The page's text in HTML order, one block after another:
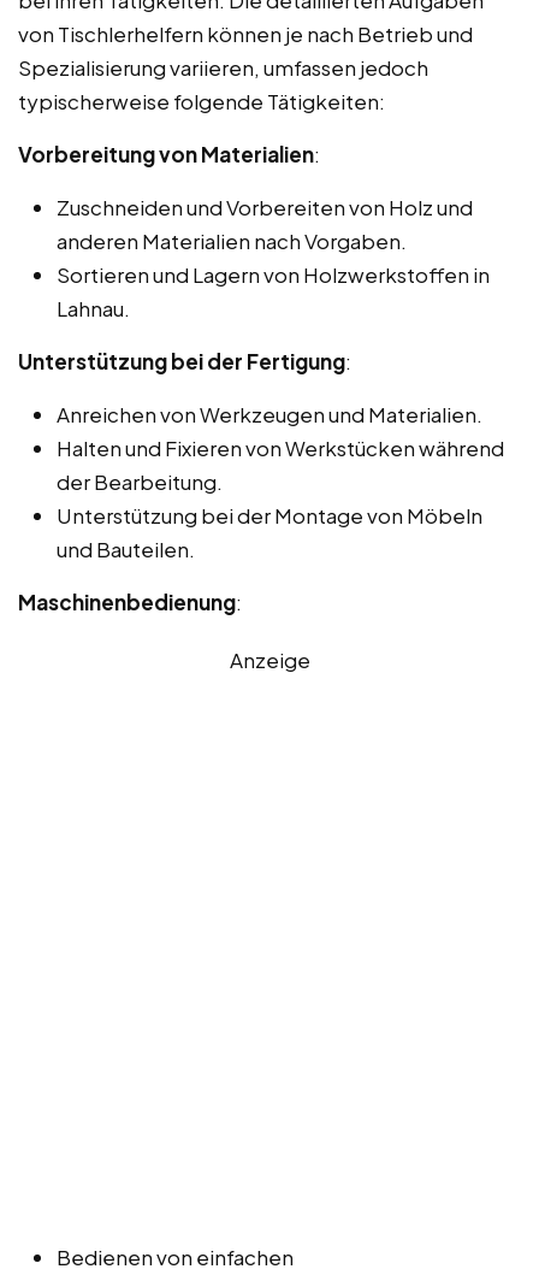
von Tischlerhelfern können je nach Betrieb und
Spezialisierung variieren, umfassen jedoch
typischerweise folgende Tätigkeiten:
Vorbereitung von Materialien:
Zuschneiden und Vorbereiten von Holz und
anderen Materialien nach Vorgaben.
Sortieren und Lagern von Holzwerkstoffen in
Lahnau.
Unterstützung bei der Fertigung:
Anreichen von Werkzeugen und Materialien.
Halten und Fixieren von Werkstücken während
der Bearbeitung.
Unterstützung bei der Montage von Möbeln
und Bauteilen.
Maschinenbedienung:
Anzeige
Bedienen von einfachen